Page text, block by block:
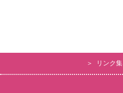
リンク集